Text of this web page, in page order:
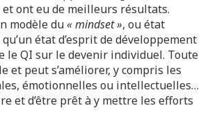
ont eu de meilleurs résultats.
modèle du« mindset », ou état
état d’esprit de développement
le QI sur le devenir individuel. Toute
et peut s’améliorer, y compris les
émotionnelles ou intellectuelles…
et d’être prêt à y mettre les efforts